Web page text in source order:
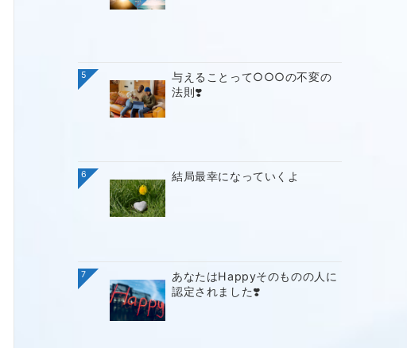
5
与えることって○○○の不変の
法則❣️
6 結局最幸になっていくよ
7
あなたはHappyそのものの人に
認定されました❣️